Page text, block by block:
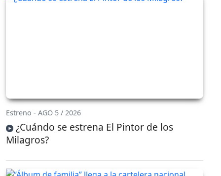
Estreno - AGO 5 / 2026
¿Cuándo se estrena El Pintor de los
Milagros?